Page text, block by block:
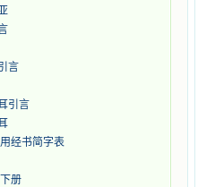
言
引言
经书简字表
册